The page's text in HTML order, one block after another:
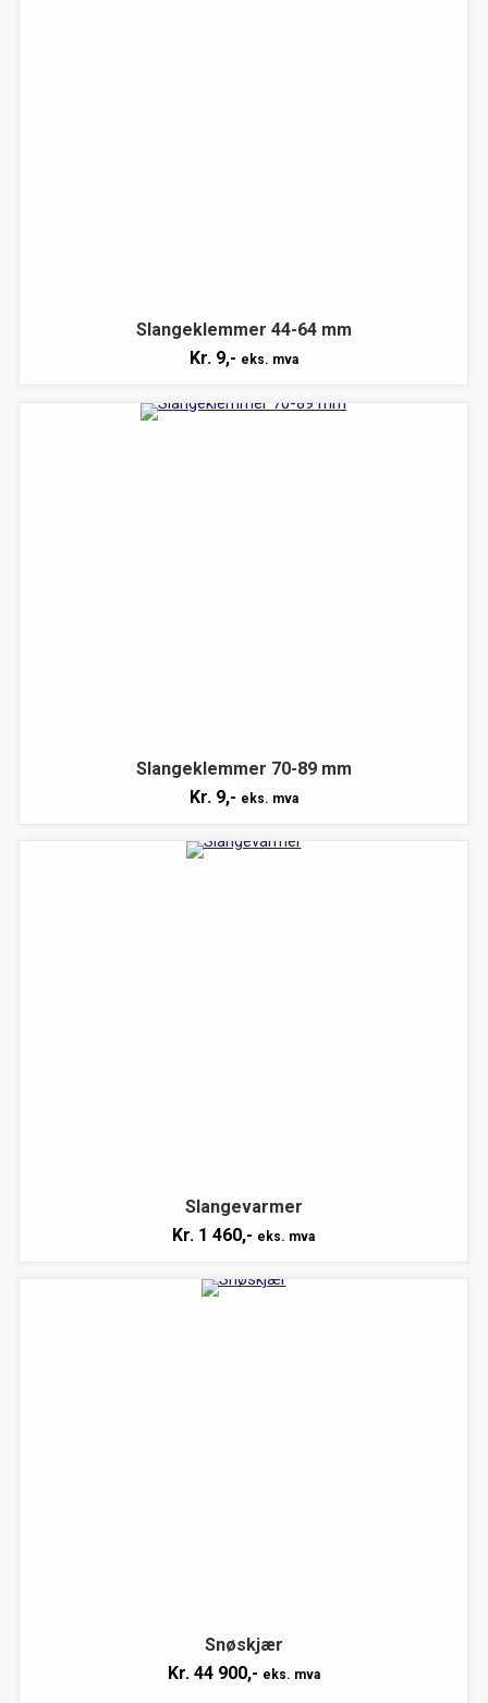
Slangeklemmer 44-64 mm
Kr. 9,- eks. mva
Slangeklemmer 70-89 mm
Kr. 9,- eks. mva
Slangevarmer
Kr. 1 460,- eks. mva
Snøskjær
Kr. 44 900,- eks. mva